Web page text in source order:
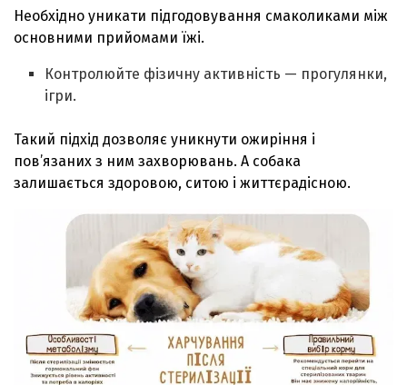
Необхідно уникати підгодовування смаколиками між
основними прийомами їжі.
Контролюйте фізичну активність — прогулянки,
ігри.
Такий підхід дозволяє уникнути ожиріння і
пов’язаних з ним захворювань. А собака
залишається здоровою, ситою і життєрадісною.